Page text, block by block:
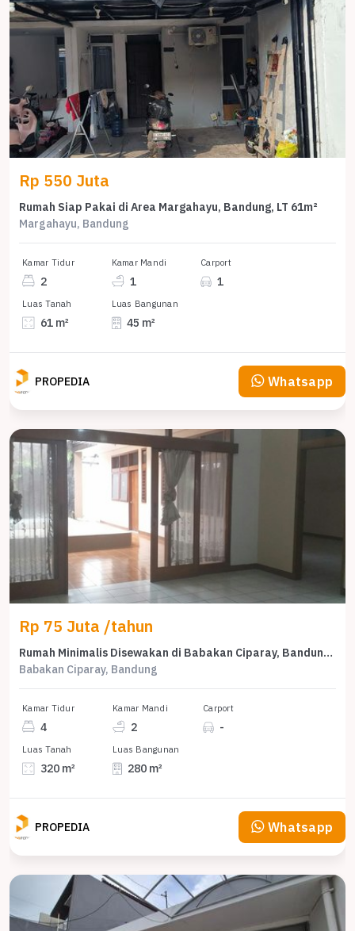
Rp 550 Juta
Rumah Siap Pakai di Area Margahayu, Bandung, LT 61m²
Margahayu, Bandung
Kamar Tidur
2
Kamar Mandi
1
Carport
1
Luas Tanah
61 m²
Luas Bangunan
45 m²
PROPEDIA Whatsapp
Rp 75 Juta /tahun
Rumah Minimalis Disewakan di Babakan Ciparay, Bandung, Harga Ekonomis
Babakan Ciparay, Bandung
Kamar Tidur
4
Kamar Mandi
2
Carport
-
Luas Tanah
320 m²
Luas Bangunan
280 m²
PROPEDIA Whatsapp